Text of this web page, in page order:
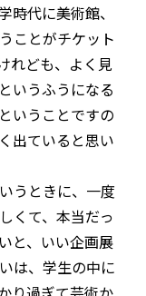
時代に美術館、
ことがチケット
れども、よく見
いうふうになる
いうことですの
出ていると思い
うときに、一度
くて、本当だっ
と、いい企画展
は、学生の中に